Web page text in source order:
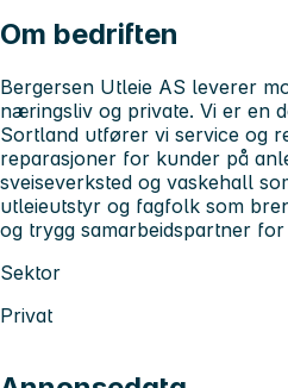
Om bedriften
Bergersen Utleie AS leverer
næringsliv og private. Vi er en
Sortland utfører vi service og
reparasjoner for kunder på
sveiseverksted og vaskehall
utleieutstyr og fagfolk som
og trygg samarbeidspartner
Sektor
Privat